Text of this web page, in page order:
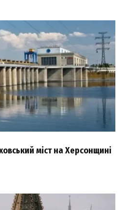
міст на Херсонщині